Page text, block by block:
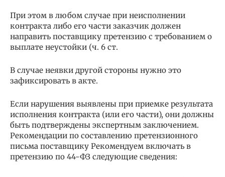
При этом в любом случае при неисполнении
контракта либо его части заказчик должен
направить поставщику претензию с требованием о
выплате неустойки (ч. 6 ст.
В случае неявки другой стороны нужно это
зафиксировать в акте.
Если нарушения выявлены при приемке результата
исполнения контракта (или его части), они должны
быть подтверждены экспертным заключением.
Рекомендации по составлению претензионного
письма поставщику Рекомендуем включать в
претензию по 44-ФЗ следующие сведения: